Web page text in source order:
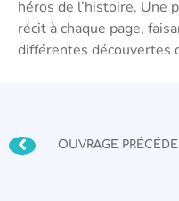
héros de l’histoire. Une
récit à chaque page,
différentes découvertes
OUVRAGE